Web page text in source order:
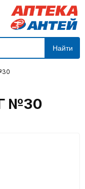
Найти
№30